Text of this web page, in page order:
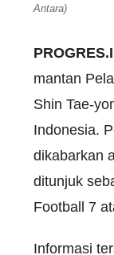
Antara)
mantan
Shin Tae-
Indonesia.
dikabarkan
ditunjuk
Football 7
Informasi